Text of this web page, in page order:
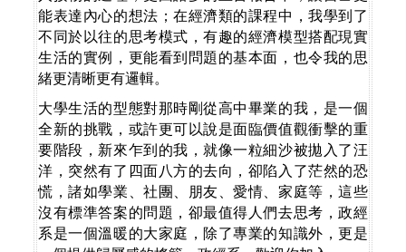
能表達內心的想法；在經濟類的課程中，我學到了
不同於以往的思考模式，有趣的經濟模型搭配現實
生活的實例，更能看到問題的基本面，也令我的思
緒更清晰更有邏輯。
大學生活的型態對那時剛從高中畢業的我，是一個
全新的挑戰，或許更可以說是面臨價值觀衝擊的重
要階段，新來乍到的我，就像一粒細沙被拋入了汪
洋，突然有了四面八方的去向，卻陷入了茫然的恐
慌，諸如學業、社團、朋友、愛情、家庭等，這些
沒有標準答案的問題，卻最值得人們去思考，政經
系是一個溫暖的大家庭，除了專業的知識外，更是